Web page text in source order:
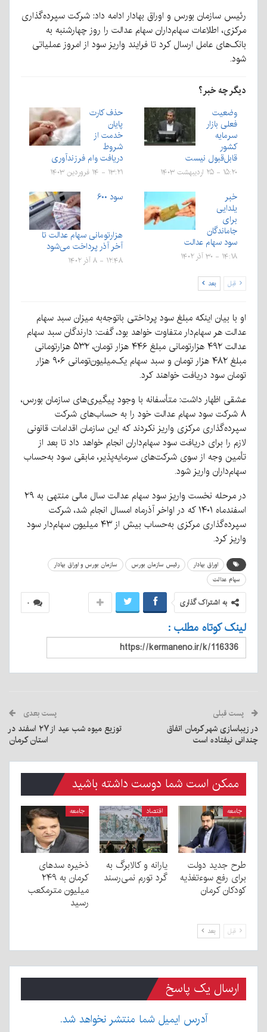
رئیس سازمان بورس و اوراق بهادار ادامه داد: شرکت سپرده‌گذاری
مرکزی، اطلاعات سهام‌داران سهام عدالت را روز چهارشنبه به
بانک‌های عامل ارسال کرد تا فرایند واریز سود از امروز عملیاتی
شود.
دیگر چه خبر؟
وضعیت
فعلی بازار
سرمایه
کشور
قابل‌قبول نیست
۱۵:۲۰ - ۲۵ اردیبهشت ۱۴۰۳
حذف کارت
پایان
خدمت از
شروط
دریافت وام فرزندآوری
۱۳:۲۱ - ۱۴ فروردین ۱۴۰۳
خبر
یلدایی
برای
جاماندگان
سود سهام عدالت
۱۴:۱۸ - ۳۰ آذر ۱۴۰۲
سود ۶۰۰
هزارتومانی سهام عدالت تا
آخر آذر پرداخت می‌شود
۱۲:۴۸ - ۸ آذر ۱۴۰۲
قبل بعد
او با بیان اینکه مبلغ سود پرداختی باتوجه‌به میزان سبد سهام
عدالت هر سهام‌دار متفاوت خواهد بود، گفت: دارندگان سبد سهام
عدالت ۴۹۲ هزارتومانی مبلغ ۴۴۶ هزار تومان، ۵۳۲ هزارتومانی
مبلغ ۴۸۲ هزار تومان و سبد سهام یک‌میلیون‌تومانی ۹۰۶ هزار
تومان سود دریافت خواهند کرد.
عشقی اظهار داشت: متأسفانه با وجود پیگیری‌های سازمان بورس،
۸ شرکت سود سهام عدالت خود را به حساب‌های شرکت
سپرده‌گذاری مرکزی واریز نکردند که این سازمان اقدامات قانونی
لازم را برای دریافت سود سهام‌داران انجام خواهد داد تا بعد از
تأمین وجه از سوی شرکت‌های سرمایه‌پذیر، مابقی سود به‌حساب
سهام‌داران واریز شود.
در مرحله نخست واریز سود سهام عدالت سال مالی منتهی به ۲۹
اسفندماه ۱۴۰۱ که در اواخر آذرماه امسال انجام شد، شرکت
سپرده‌گذاری مرکزی به‌حساب بیش از ۴۳ میلیون سهام‌دار سود
واریز کرد.
اوراق بهادار رئیس سازمان بورس
سازمان بورس و اوراق بهادار
سهام عدالت
۰ به اشتراک گذاری
لینک کوتاه مطلب :
پست قبلی
در زیباسازی شهر کرمان اتفاق
چندانی نیفتاده است
پست بعدی
توزیع میوه شب عید از ۲۷ اسفند در
استان کرمان
ممکن است شما دوست داشته باشید
جامعه
طرح جدید دولت
برای رفع سوءتغذیه
کودکان کرمان
اقتصاد
یارانه و کالابرگ به
گرد تورم نمی‌رسند
جامعه
ذخیره سدهای
کرمان به ۲۴۹
میلیون مترمکعب
رسید
قبل بعد
ارسال یک پاسخ
آدرس ایمیل شما منتشر نخواهد شد.